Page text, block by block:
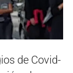
de Covid-